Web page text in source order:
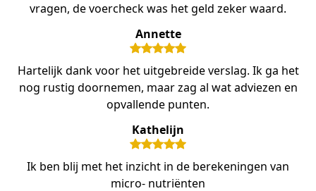
vragen, de voercheck was het geld zeker waard.
Annette
Hartelijk dank voor het uitgebreide verslag. Ik ga het
nog rustig doornemen, maar zag al wat adviezen en
opvallende punten.
Kathelijn
Ik ben blij met het inzicht in de berekeningen van
micro- nutriënten